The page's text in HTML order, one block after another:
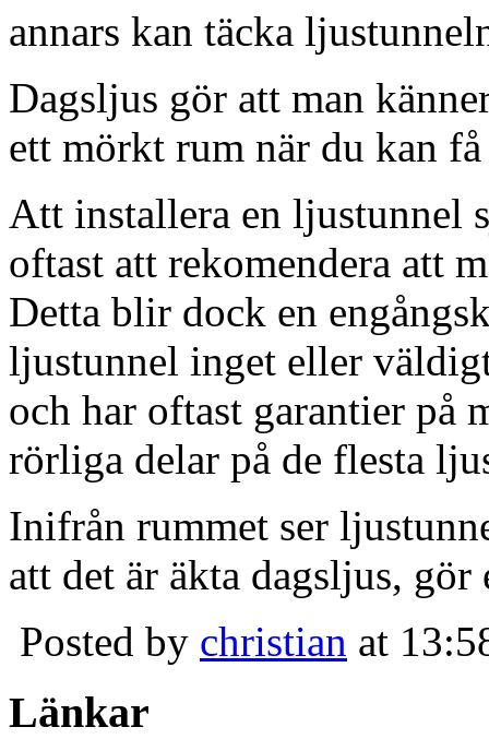
annars kan täcka
Dagsljus gör att man
ett mörkt rum när du kan
Att installera en ljustunnel
oftast att rekomendera att
Detta blir dock en
ljustunnel inget eller
och har oftast garantier på
rörliga delar på de flesta
Inifrån rummet ser
att det är äkta dagsljus,
Posted by christian at
Länkar